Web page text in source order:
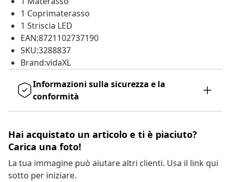
1 Coprimaterasso
1 Striscia LED
EAN:8721102737190
SKU:3288837
Brand:vidaXL
Informazioni sulla sicurezza e la
conformità
Hai acquistato un articolo e ti è piaciuto?
Carica una foto!
La tua immagine può aiutare altri clienti. Usa il link qui
sotto per iniziare.